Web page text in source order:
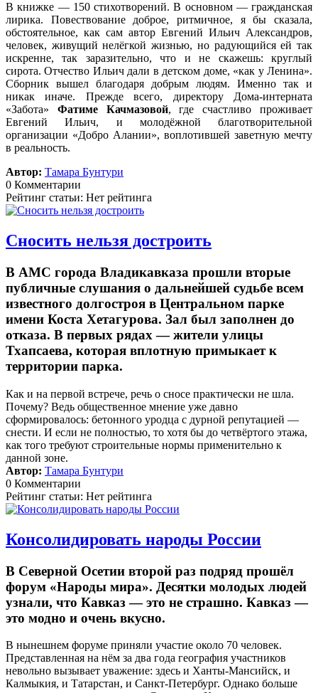
В книжке — 150 стихотворений. В основном — гражданская
лирика. Повествование доброе, ритмичное, я бы сказала,
обстоятельное, как сам автор Евгений Ильич Александров,
человек, живущий нелёгкой жизнью, но радующийся ей так
искренне, так заразительно, что и не скажешь: круглый
сирота. Отчество Ильич дали в детском доме, «как у Ленина».
Сборник вышел благодаря добрым людям. Именно так и
никак иначе. Прежде всего, директору Дома-интерната
«Забота» Фатиме Качмазовой, где счастливо проживает
Евгений Ильич, и молодёжной благотворительной
организации «Добро Алании», воплотившей заветную мечту
в реальность.
Автор: Тамара Бунтури
0 Комментарии
Рейтинг статьи: Нет рейтинга
Сносить нельзя достроить
В АМС города Владикавказа прошли вторые
публичные слушания о дальнейшей судьбе всем
известного долгостроя в Центральном парке
имени Коста Хетагурова. Зал был заполнен до
отказа. В первых рядах — жители улицы
Тхапсаева, которая вплотную примыкает к
территории парка.
Как и на первой встрече, речь о сносе практически не шла.
Почему? Ведь общественное мнение уже давно
сформировалось: бетонного уродца с дурной репутацией —
снести. И если не полностью, то хотя бы до четвёртого этажа,
как того требуют строительные нормы применительно к
данной зоне.
Автор: Тамара Бунтури
0 Комментарии
Рейтинг статьи: Нет рейтинга
Консолидировать народы России
В Северной Осетии второй раз подряд прошёл
форум «Народы мира». Десятки молодых людей
узнали, что Кавказ — это не страшно. Кавказ —
это модно и очень вкусно.
В нынешнем форуме приняли участие около 70 человек.
Представленная на нём за два года география участников
невольно вызывает уважение: здесь и Ханты-Мансийск, и
Калмыкия, и Татарстан, и Санкт-Петербург. Однако больше